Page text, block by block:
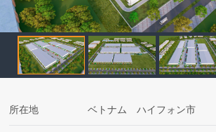
所在地 ベトナム ハイフォン市